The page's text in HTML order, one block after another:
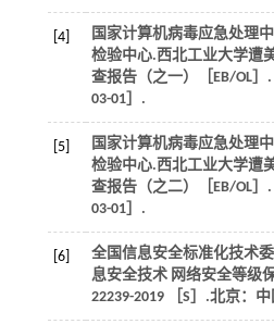
[4]
国家计算机病毒应急处理
检验中心.西北工业大学遭
查报告（之一）［EB/OL］.
03-01］.
[5]
国家计算机病毒应急处理
检验中心.西北工业大学遭
查报告（之二）［EB/OL］.
03-01］.
[6]
全国信息安全标准化技术委
息安全技术 网络安全等级
22239-2019 ［S］.北京：